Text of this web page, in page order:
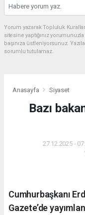
Yorum yazarak Topluluk
sitesine yaptığınız
başınıza üstleniyorsunuz.
sorumlu tutulamaz.
Anasayfa Siyaset
Bazı
27.12.2025 -
Cumhurbaşkanı
Gazete’de